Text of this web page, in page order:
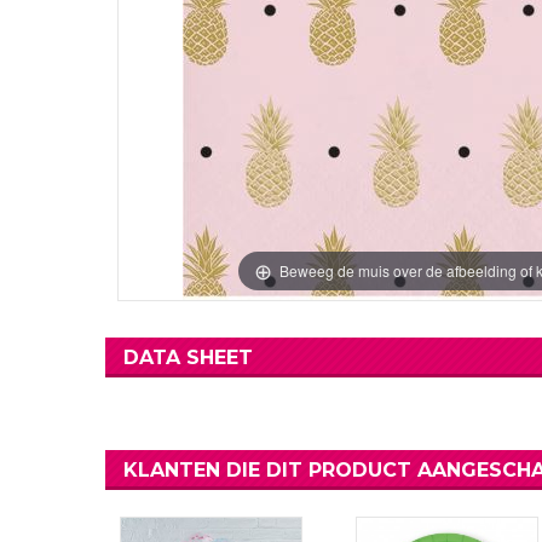
Meer Zien
Verjaardag
Verjaardag
Meer Zien
Beweeg de muis over de afbeelding of
DATA SHEET
KLANTEN DIE DIT PRODUCT